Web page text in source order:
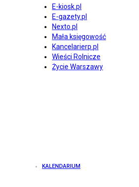
E-kiosk.pl
E-gazety.pl
Nexto.pl
Mała księgowość
Kancelarierp.pl
Wieści Rolnicze
Życie Warszawy
KALENDARIUM